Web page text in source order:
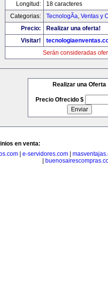
Longitud:
18 caracteres
Categorias:
TecnologÃ­a, Ventas y
Precio:
Realizar una oferta!
Visitar!
Serán consideradas
Realizar una Oferta
Precio Ofrecido $
en venta:
e-servidores.com